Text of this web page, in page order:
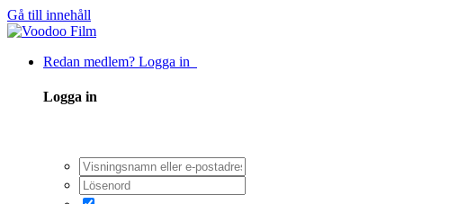
Gå till innehåll
Redan medlem? Logga in
Logga in